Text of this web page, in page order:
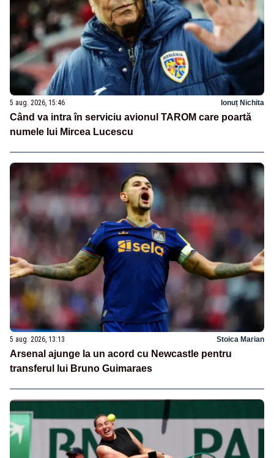
5 aug. 2026, 15:46 Ionuț Nichita
Când va intra în serviciu avionul TAROM care poartă
numele lui Mircea Lucescu
5 aug. 2026, 13:13 Stoica Marian
Arsenal ajunge la un acord cu Newcastle pentru
transferul lui Bruno Guimaraes